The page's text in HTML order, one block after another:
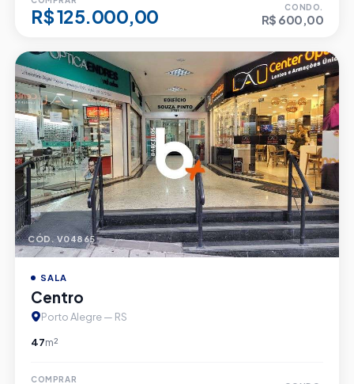
R$ 125.000,00 CONDO.
R$ 600,00
CÓD. V04865
SALA
Centro
Porto Alegre — RS
47m²
COMPRAR